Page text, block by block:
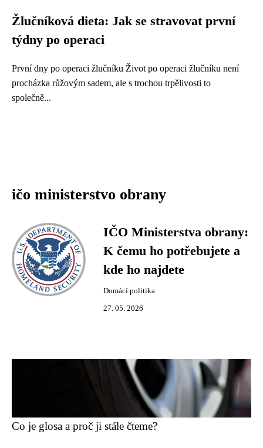
Žlučníková dieta: Jak se stravovat první
týdny po operaci
První dny po operaci žlučníku Život po operaci žlučníku není
procházka růžovým sadem, ale s trochou trpělivosti to
společně...
ičo ministerstvo obrany
IČO Ministerstva obrany:
K čemu ho potřebujete a
kde ho najdete
Domácí politika
27. 05. 2026
Co je glosa a proč ji stále čteme?